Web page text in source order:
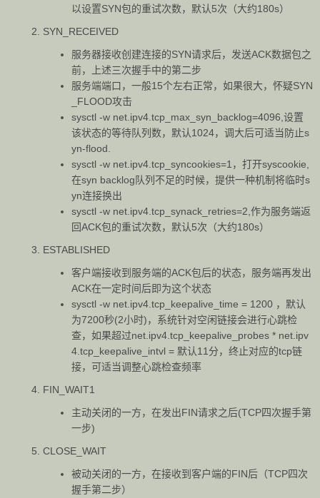
以设置SYN包的重试次数，默认5次（大约180s）
SYN_RECEIVED
服务器接收创建连接的SYN请求后，发送ACK数据包之
前，上述三次握手中的第二步
服务端端口，一般15个左右正常，如果很大，怀疑SYN
_FLOOD攻击
sysctl -w net.ipv4.tcp_max_syn_backlog=4096 ,设置
该状态的等待队列数，默认1024，调大后可适当防止s
yn-flood.
sysctl -w net.ipv4.tcp_syncookies=1 ，打开syscookie
在syn backlog队列不足的时候，提供一种机制将临时s
yn连接换出
sysctl -w net.ipv4.tcp_synack_retries=2 ,作为服务端返
回ACK包的重试次数，默认5次（大约180s）
ESTABLISHED
客户端接收到服务端的ACK包后的状态，服务端再发出
ACK在一定时间后即为这个状态
sysctl -w net.ipv4.tcp_keepalive_time = 1200 ，默认
为7200秒(2小时)，系统针对空闲链接会进行心跳检
查，如果超过net.ipv4.tcp_keepalive_probes * net.ipv
4.tcp_keepalive_intvl = 默认11分，终止对应的tcp链
接，可适当调整心跳检查频率
FIN_WAIT1
主动关闭的一方，在发出FIN请求之后(TCP四次握手第
一步)
CLOSE_WAIT
被动关闭的一方，在接收到客户端的FIN后（TCP四次
握手第二步）